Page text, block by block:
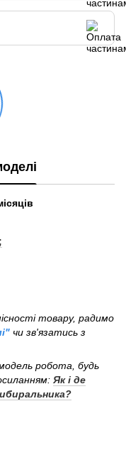
товару, радимо
чи зв'язатись з
робота, будь
Як і де